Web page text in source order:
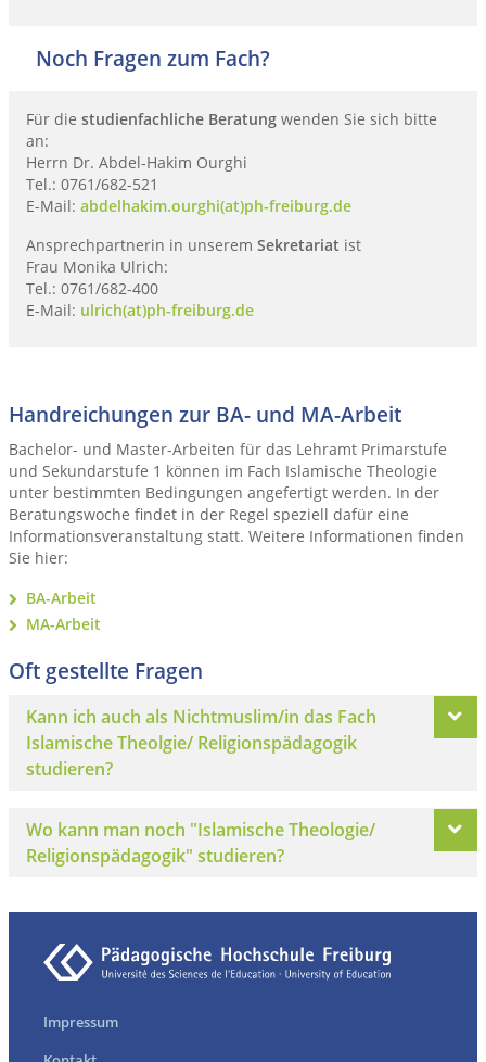
Noch Fragen zum Fach?
Für die studienfachliche Beratung wenden Sie sich bitte
an:
Herrn Dr. Abdel-Hakim Ourghi
Tel.: 0761/682-521
E-Mail: abdelhakim.ourghi(at)ph-freiburg.de
Ansprechpartnerin in unserem Sekretariat ist
Frau Monika Ulrich:
Tel.: 0761/682-400
E-Mail: ulrich(at)ph-freiburg.de
Handreichungen zur BA- und MA-Arbeit
Bachelor- und Master-Arbeiten für das Lehramt Primarstufe
und Sekundarstufe 1 können im Fach Islamische Theologie
unter bestimmten Bedingungen angefertigt werden. In der
Beratungswoche findet in der Regel speziell dafür eine
Informationsveranstaltung statt. Weitere Informationen finden
Sie hier:
BA-Arbeit
MA-Arbeit
Oft gestellte Fragen
Kann ich auch als Nichtmuslim/in das Fach
Islamische Theolgie/ Religionspädagogik
studieren?
Wo kann man noch "Islamische Theologie/
Religionspädagogik" studieren?
Impressum